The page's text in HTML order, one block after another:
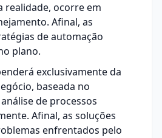
realidade, ocorre em
Afinal, as
de automação
plano.
exclusivamente da
baseada no
de processos
Afinal, as soluções
enfrentados pelo